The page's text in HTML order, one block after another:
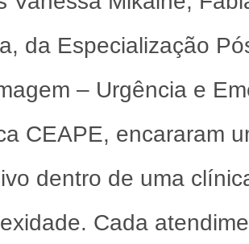
da Especialização
– Urgência e
CEAPE, encararam
dentro de uma
Cada